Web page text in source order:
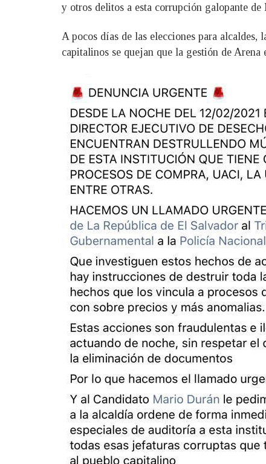
y otros delitos a esta corrupción galopante de
A pocos días de las elecciones para
capitalinos se quejan que la gestión de